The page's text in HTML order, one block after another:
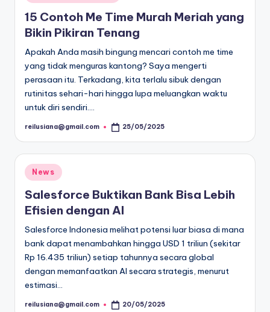
in
15 Contoh Me Time Murah Meriah yang
Bikin Pikiran Tenang
Apakah Anda masih bingung mencari contoh me time
yang tidak menguras kantong? Saya mengerti
perasaan itu. Terkadang, kita terlalu sibuk dengan
rutinitas sehari-hari hingga lupa meluangkan waktu
untuk diri sendiri.…
Posted
reilusiana@gmail.com 25/05/2025
Posted
in
News
Salesforce Buktikan Bank Bisa Lebih
Efisien dengan AI
Salesforce Indonesia melihat potensi luar biasa di mana
bank dapat menambahkan hingga USD 1 triliun (sekitar
Rp 16.435 triliun) setiap tahunnya secara global
dengan memanfaatkan AI secara strategis, menurut
estimasi…
Posted
reilusiana@gmail.com 20/05/2025